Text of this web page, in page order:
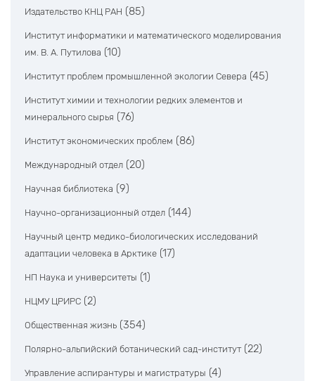
Издательство КНЦ РАН (85)
Институт информатики и математического моделирования
им. В. А. Путилова (10)
Институт проблем промышленной экологии Севера (45)
Институт химии и технологии редких элементов и
минерального сырья (76)
Институт экономических проблем (86)
Международный отдел (20)
Научная библиотека (9)
Научно-организационный отдел (144)
Научный центр медико-биологических исследований
адаптации человека в Арктике (17)
НП Наука и университеты (1)
НЦМУ ЦРИРС (2)
Общественная жизнь (354)
Полярно-альпийский ботанический сад-институт (22)
Управление аспирантуры и магистратуры (4)